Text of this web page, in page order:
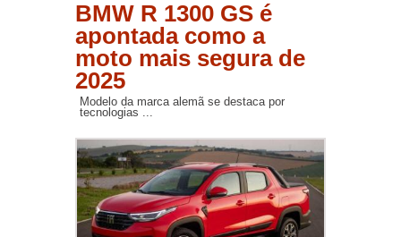
BMW R 1300 GS é
apontada como a
moto mais segura de
2025
Modelo da marca alemã se destaca por
tecnologias ...